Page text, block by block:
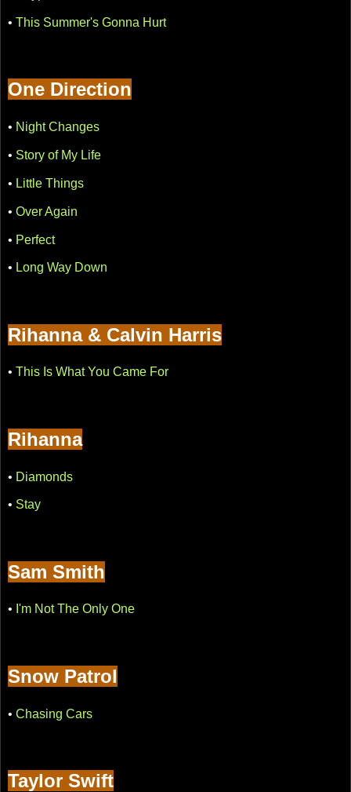
• This Summer's Gonna Hurt
One Direction
• Night Changes
• Story of My Life
• Little Things
• Over Again
• Perfect
• Long Way Down
Rihanna & Calvin Harris
• This Is What You Came For
Rihanna
• Diamonds
• Stay
Sam Smith
• I'm Not The Only One
Snow Patrol
• Chasing Cars
Taylor Swift